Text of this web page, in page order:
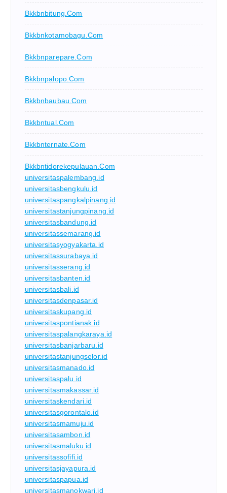
Bkkbnbitung.com
Bkkbnkotamobagu.com
Bkkbnparepare.com
Bkkbnpalopo.com
Bkkbnbaubau.com
Bkkbntual.com
Bkkbnternate.com
Bkkbntidorekepulauan.com
universitaspalembang.id
universitasbengkulu.id
universitaspangkalpinang.id
universitastanjungpinang.id
universitasbandung.id
universitassemarang.id
universitasyogyakarta.id
universitassurabaya.id
universitasserang.id
universitasbanten.id
universitasbali.id
universitasdenpasar.id
universitaskupang.id
universitaspontianak.id
universitaspalangkaraya.id
universitasbanjarbaru.id
universitastanjungselor.id
universitasmanado.id
universitaspalu.id
universitasmakassar.id
universitaskendari.id
universitasgorontalo.id
universitasmamuju.id
universitasambon.id
universitasmaluku.id
universitassofifi.id
universitasjayapura.id
universitaspapua.id
universitasmanokwari.id